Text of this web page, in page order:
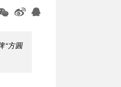
“方圓